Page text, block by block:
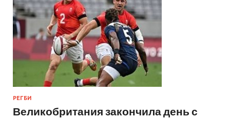
РЕГБИ
Великобритания закончила день с